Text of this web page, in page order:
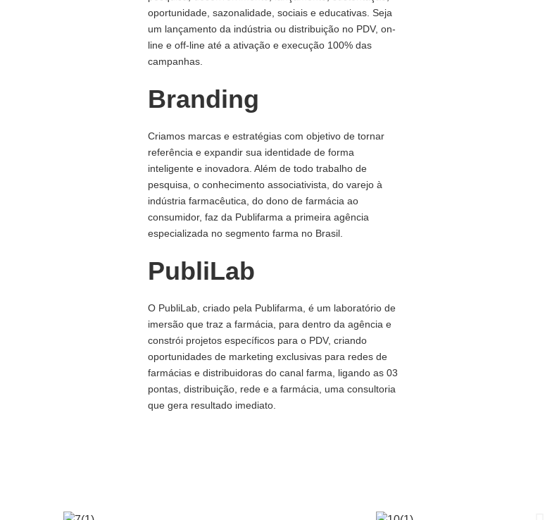
oportunidade, sazonalidade, sociais e educativas. Seja
um lançamento da indústria ou distribuição no PDV, on-
line e off-line até a ativação e execução 100% das
campanhas.
Branding
Criamos marcas e estratégias com objetivo de tornar
referência e expandir sua identidade de forma
inteligente e inovadora. Além de todo trabalho de
pesquisa, o conhecimento associativista, do varejo à
indústria farmacêutica, do dono de farmácia ao
consumidor, faz da Publifarma a primeira agência
especializada no segmento farma no Brasil.
PubliLab
O PubliLab, criado pela Publifarma, é um laboratório de
imersão que traz a farmácia, para dentro da agência e
constrói projetos específicos para o PDV, criando
oportunidades de marketing exclusivas para redes de
farmácias e distribuidoras do canal farma, ligando as 03
pontas, distribuição, rede e a farmácia, uma consultoria
que gera resultado imediato.